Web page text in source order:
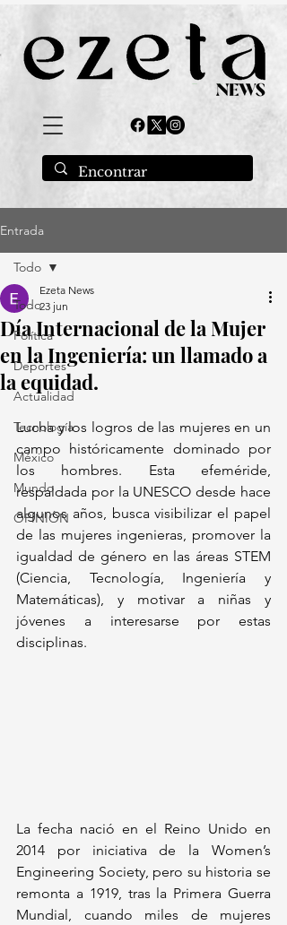
Entrada
Todo
Política
Deportes
Actualidad
Tecnología
México
Mundo
OPINIÓN
Todo
Día Internacional de la Mujer
en la Ingeniería: un llamado a
la equidad.
Ezeta News
23 jun
Lucha y los logros de las mujeres en un
campo históricamente dominado por
los hombres. Esta efeméride,
respaldada por la UNESCO desde hace
algunos años, busca visibilizar el papel
de las mujeres ingenieras, promover la
igualdad de género en las áreas STEM
(Ciencia, Tecnología, Ingeniería y
Matemáticas), y motivar a niñas y
jóvenes a interesarse por estas
disciplinas.
La fecha nació en el Reino Unido en
2014 por iniciativa de la Women’s
Engineering Society, pero su historia se
remonta a 1919, tras la Primera Guerra
Mundial, cuando miles de mujeres